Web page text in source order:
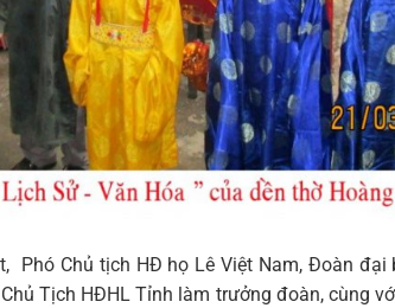
Phó Chủ tịch HĐ họ Lê Việt Nam, Đoàn
Tịch HĐHL Tỉnh làm trưởng đoàn, cùng